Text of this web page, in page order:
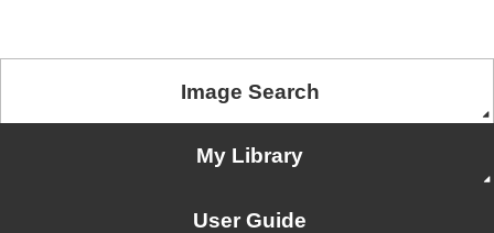
Image Search
My Library
User Guide